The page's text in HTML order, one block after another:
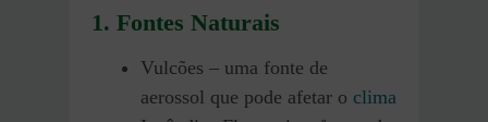
1. Fontes Naturais
Vulcões – uma fonte de
aerossol que pode afetar o clima